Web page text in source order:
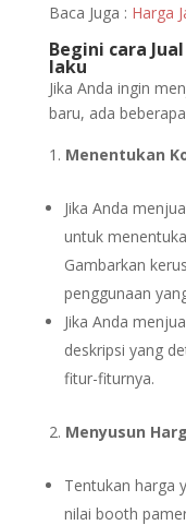
Baca Juga : Harga
Begini cara
laku
Jika Anda ingin
baru, ada
Menentukan
Jika Anda
untuk
Gambarkan
penggunaan
Jika Anda
deskripsi yang
fitur-fiturnya.
Menyusun
Tentukan harga
nilai booth